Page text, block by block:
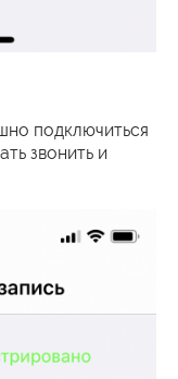
подключиться
звонить и